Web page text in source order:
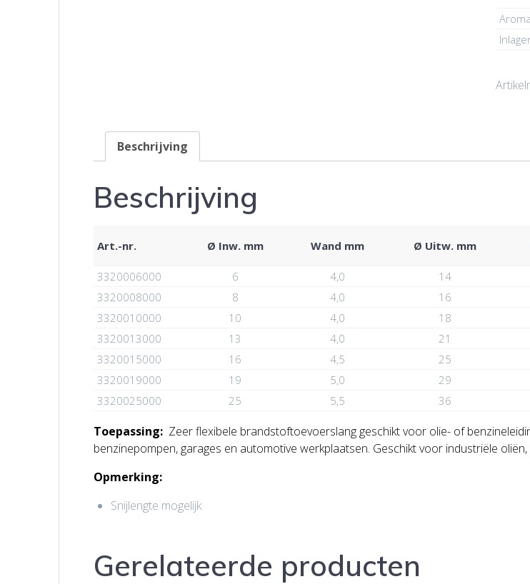
Beschrijving
Beschrijving
Art.-nr. Ø Inw. mm Wand mm Ø Uitw. mm
3320006000 6 4,0 14
3320008000
8 4,0 16
3320010000
10 4,0 18
3320013000
13 4,0 21
3320015000
16 4,5 25
3320019000
19 5,0 29
3320025000
25 5,5 36
Toepassing: Zeer flexibele brandstoftoevoerslang geschikt voor olie- of
benzinepompen, garages en automotive werkplaatsen. Geschikt voor industriële
Opmerking:
Snijlengte mogelijk
Gerelateerde producten